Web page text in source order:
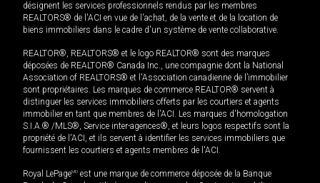
désignent les services professionnels rendus par les membres
REALTORS® de l'ACI en vue de l'achat, de la vente et de la location de
biens immobiliers dans le cadre d'un système de vente collaborative.
REALTOR®, REALTORS® et le logo REALTOR® sont des marques
déposées de REALTOR® Canada Inc., une compagnie dont la National
Association of REALTORS® et l'Association canadienne de l’immobilier
sont propriétaires. Les marques de commerce REALTOR® servent à
distinguer les services immobiliers offerts par les courtiers et agents
immobilier en tant que membres de l'ACI. Les marques d'homologation
S.I.A.® /MLS®, Service inter-agences®, et leurs logos respectifs sont la
propriété de l'ACI, et ils servent à identifier les services immobiliers que
fournissent les courtiers et agents membres de l'ACI.
Royal LePageMD est une marque de commerce déposée de la Banque